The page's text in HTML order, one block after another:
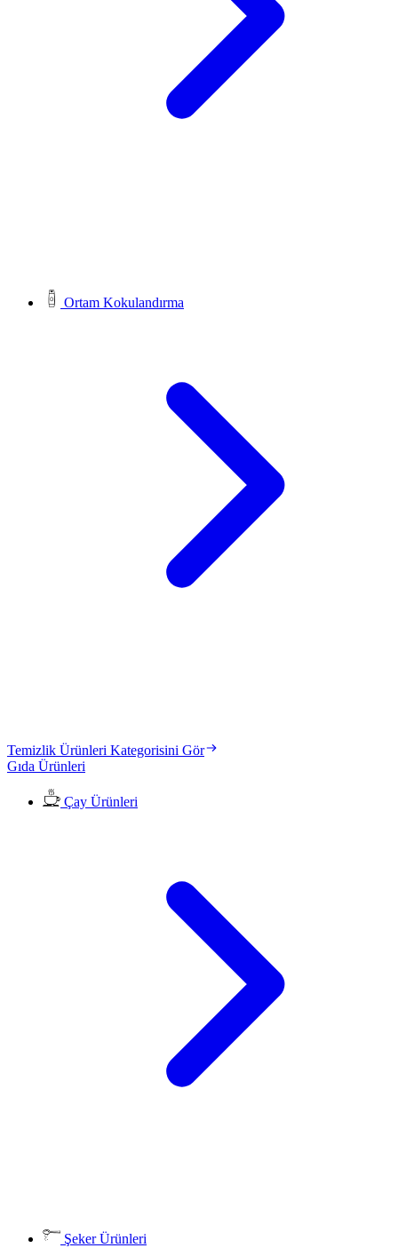
Ortam Kokulandırma
Temizlik Ürünleri Kategorisini Gör
Gıda Ürünleri
Çay Ürünleri
Şeker Ürünleri